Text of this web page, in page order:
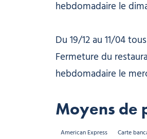
hebdomadaire le
Du 19/12 au 11/04
Fermeture du
hebdomadaire le
Moyens de
American Express Carte